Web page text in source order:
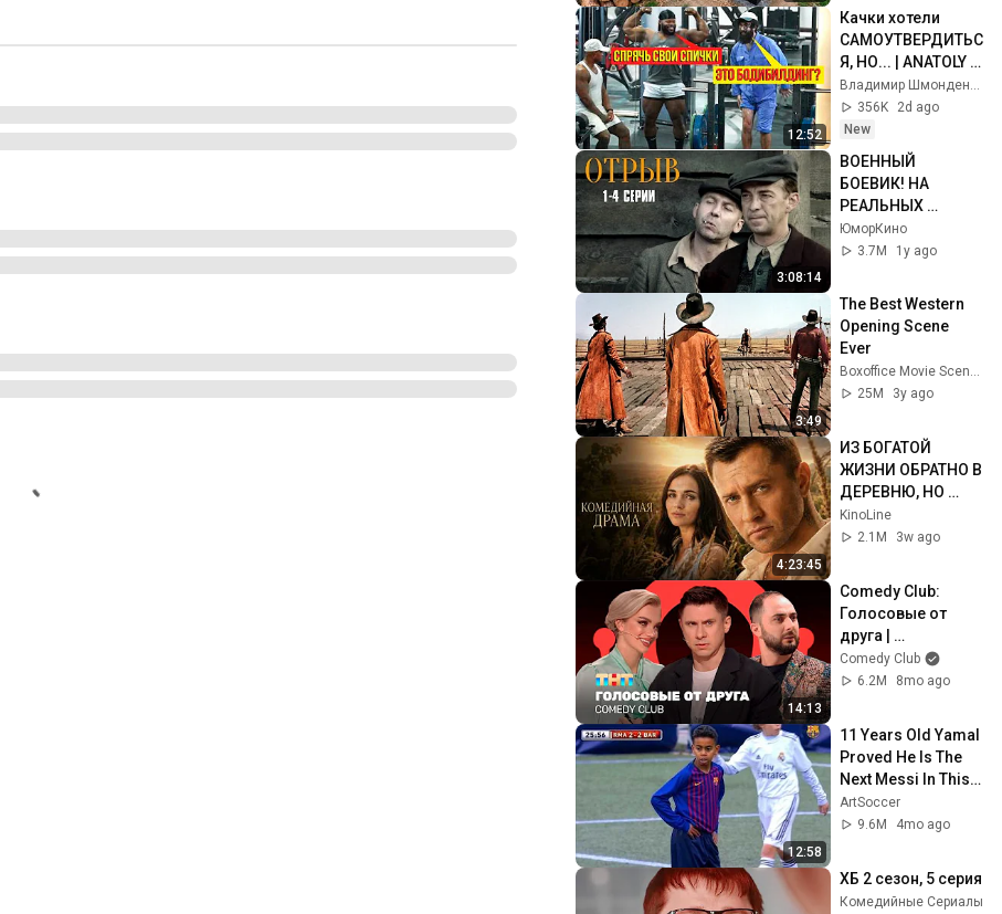
12:52
Качки хотели
САМОУТВЕРДИТЬС
Я, НО... | ANATOLY
Gym Prank
356K
2d ago
New
3:08:14
ВОЕННЫЙ
БОЕВИК! НА
РЕАЛЬНЫХ
СОБЫТИЯХ! Отрыв
| 1-4 Серии
ЮморКино
3.7M
1y ago
3:49
The Best Western
Opening Scene
Ever
Boxoffice Movie Scenes
25M
3y ago
4:23:45
ИЗ БОГАТОЙ
ЖИЗНИ ОБРАТНО В
ДЕРЕВНЮ, НО
ИМЕННО ТАМ ОН
ОБРЕЛ СЧАСТЬЕ!
KinoLine
2.1M
3w ago
14:13
Comedy Club:
Голосовые от
друга |
Батрутдинов,
Карибидис, Шкуро
ia
Comedy Club
6.2M
8mo ago
12:58
11 Years Old Yamal
Proved He Is The
Next Messi In This
Match
ArtSoccer
9.6M
4mo ago
ХБ 2 сезон, 5 серия
Комедийные Сериалы